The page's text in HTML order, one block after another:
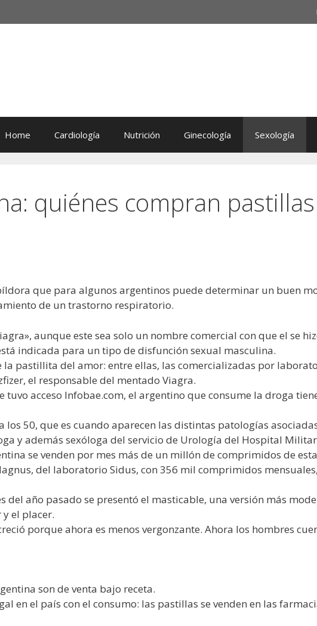
Home Cardiología Nutrición Ginecología Sexología
quiénes compran
que para algunos argentinos puede determinar un buen
de un trastorno respiratorio.
aunque este sea solo un nombre comercial con que el se
indicada para un tipo de disfunción sexual masculina.
pastillita del amor: entre ellas, las comercializadas por
el responsable del mentado Viagra.
acceso Infobae.com, el argentino que consume la droga
los 50, que es cuando aparecen las distintas patologías
y además sexóloga del servicio de Urología del Hospital
se venden por mes más de un millón de comprimidos de
del laboratorio Sidus, con 356 mil comprimidos
del año pasado se presentó el masticable, una versión más
y el placer.
porque ahora es menos vergonzante. Ahora los hombres
son de venta bajo receta.
en el país con el consumo: las pastillas se venden en las